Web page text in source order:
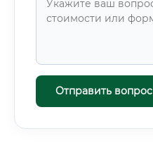
Отправить вопрос